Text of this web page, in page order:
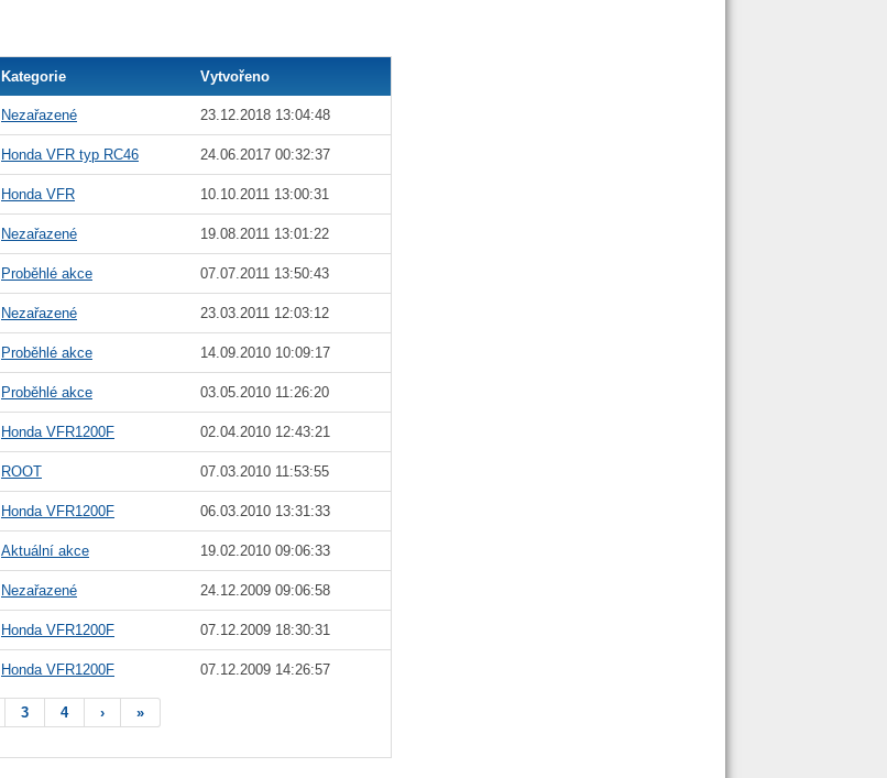
Kategorie Vytvořeno
Nezařazené 23.12.2018 13:04:48
Honda VFR typ RC46 24.06.2017 00:32:37
Honda VFR 10.10.2011 13:00:31
Nezařazené 19.08.2011 13:01:22
Proběhlé akce 07.07.2011 13:50:43
Nezařazené 23.03.2011 12:03:12
Proběhlé akce 14.09.2010 10:09:17
Proběhlé akce 03.05.2010 11:26:20
Honda VFR1200F 02.04.2010 12:43:21
ROOT 07.03.2010 11:53:55
Honda VFR1200F 06.03.2010 13:31:33
Aktuální akce 19.02.2010 09:06:33
Nezařazené 24.12.2009 09:06:58
Honda VFR1200F 07.12.2009 18:30:31
Honda VFR1200F 07.12.2009 14:26:57
3 4 › »